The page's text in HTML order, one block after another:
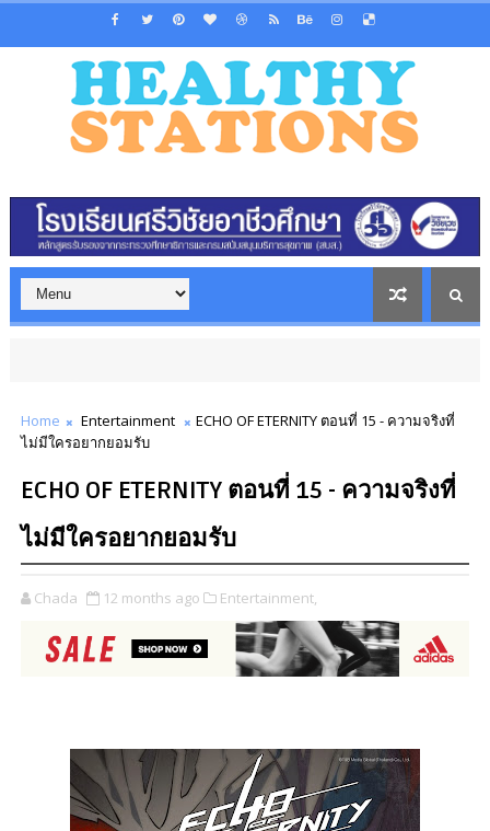
Home Entertainment
ECHO OF ETERNITY ตอนที่ 15 - ความจริงที่
ไม่มีใครอยากยอมรับ
ECHO OF ETERNITY ตอนที่ 15 - ความจริงที่
ไม่มีใครอยากยอมรับ
Chada 12 months ago Entertainment,